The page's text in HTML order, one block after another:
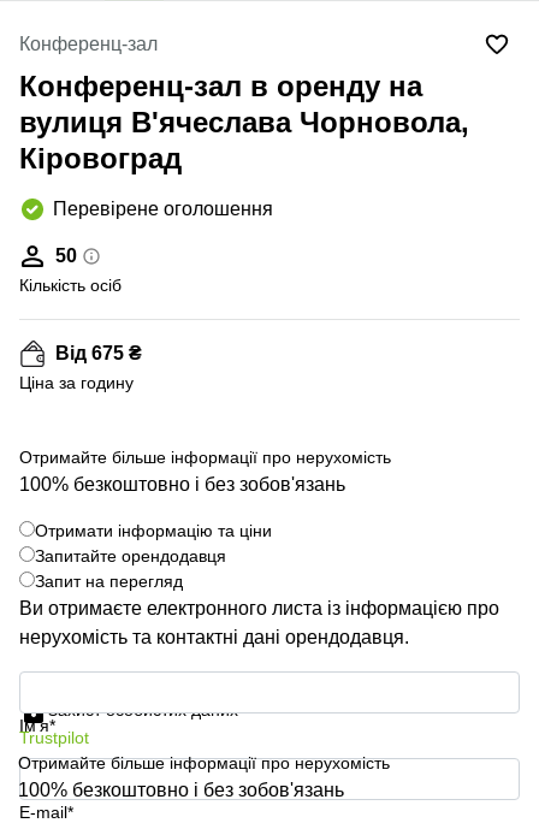
Конференц-зал
Конференц-зал в оренду на
вулиця В'ячеслава Чорновола,
Кіровоград
Перевірене оголошення
50
Кількість осіб
Від 675 ₴
Ціна за годину
Отримайте більше інформації про нерухомість
100% безкоштовно і без зобов'язань
Отримати інформацію та ціни
Запитайте орендодавця
Запит на перегляд
Ви отримаєте електронного листа із інформацією про
нерухомість та контактні дані орендодавця.
Ім'я*
E-mail*
Захист особистих даних
Trustpilot
Отримайте більше інформації про нерухомість
100% безкоштовно і без зобов'язань